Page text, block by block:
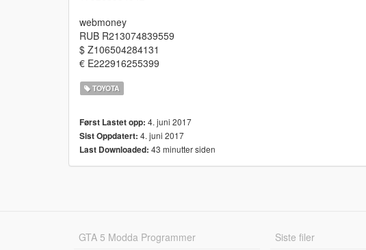
webmoney
RUB R213074839559
$ Z106504284131
€ E222916255399
TOYOTA
Først Lastet opp: 4. juni 2017
Sist Oppdatert: 4. juni 2017
Last Downloaded: 43 minutter siden
GTA 5 Modda Programmer Siste filer